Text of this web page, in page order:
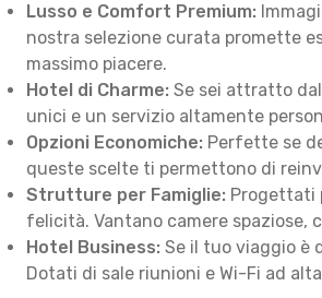
Lusso e Comfort Premium:
nostra selezione curata promette
massimo piacere.
Hotel di Charme: Se sei attratto
unici e un servizio altamente
Opzioni Economiche: Perfette se
queste scelte ti permettono di
Strutture per Famiglie: Progettati
felicità. Vantano camere
Hotel Business: Se il tuo viaggio è
Dotati di sale riunioni e Wi-Fi ad